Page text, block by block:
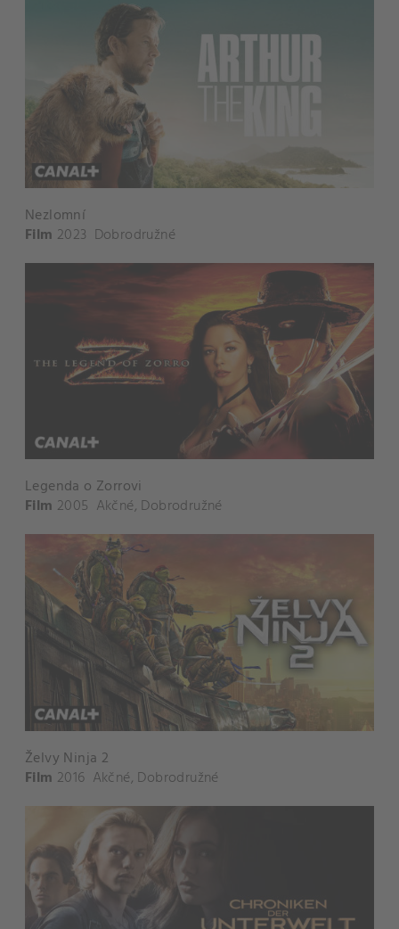
Nezlomní
Film 2023 Dobrodružné
Legenda o Zorrovi
Film 2005 Akčné, Dobrodružné
Želvy Ninja 2
Film 2016 Akčné, Dobrodružné